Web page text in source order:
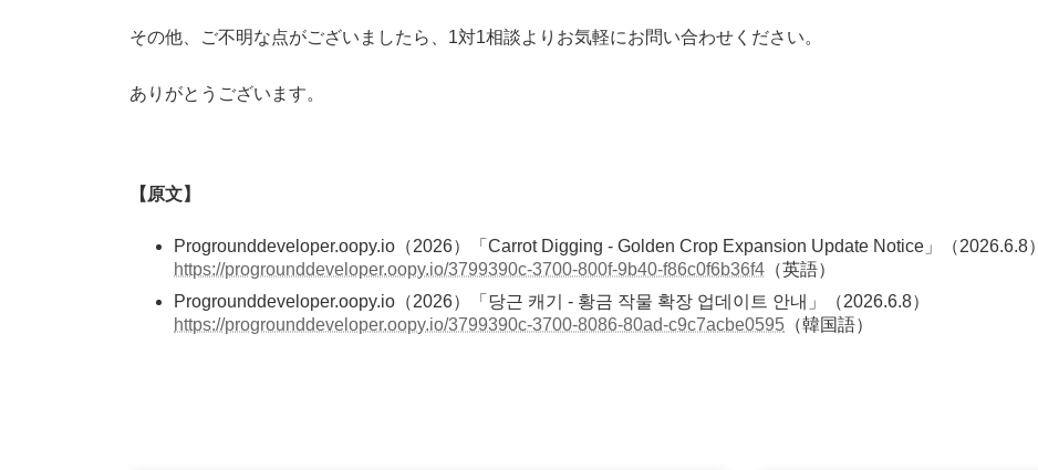
その他、ご不明な点がございましたら、1対1相談よりお気軽にお問い合わせください。
ありがとうございます。
【原文】
Progrounddeveloper.oopy.io（2026）「Carrot Digging - Golden Crop Expansion Update Notice」（2026.6.8）
https://progrounddeveloper.oopy.io/3799390c-3700-800f-9b40-f86c0f6b36f4 （英語）
Progrounddeveloper.oopy.io（2026）「당근 캐기 - 황금 작물 확장 업데이트 안내」（2026.6.8）
https://progrounddeveloper.oopy.io/3799390c-3700-8086-80ad-c9c7acbe0595 （韓国語）